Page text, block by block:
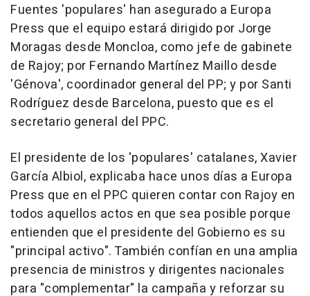
Fuentes 'populares' han asegurado a Europa
Press que el equipo estará dirigido por Jorge
Moragas desde Moncloa, como jefe de gabinete
de Rajoy; por Fernando Martínez Maillo desde
'Génova', coordinador general del PP; y por Santi
Rodríguez desde Barcelona, puesto que es el
secretario general del PPC.
El presidente de los 'populares' catalanes, Xavier
García Albiol, explicaba hace unos días a Europa
Press que en el PPC quieren contar con Rajoy en
todos aquellos actos en que sea posible porque
entienden que el presidente del Gobierno es su
"principal activo". También confían en una amplia
presencia de ministros y dirigentes nacionales
para "complementar" la campaña y reforzar su